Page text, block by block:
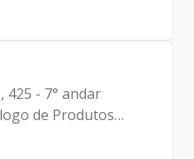
Johann Nogueira
Kanagusuko
425 - 7° andar
de Produtos
Carlos Alberto